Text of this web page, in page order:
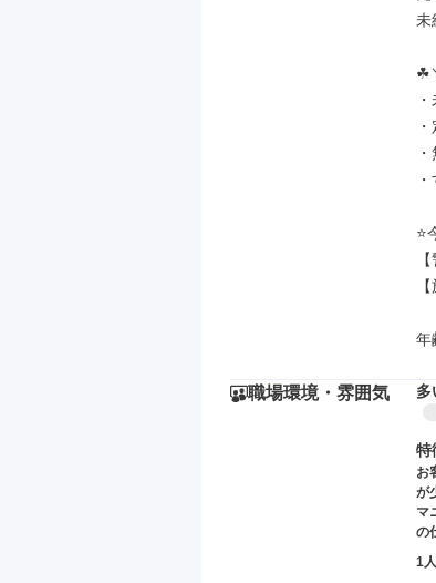
未
☘
⭐
年
職場環境・雰囲気 多
特
お
が
マ
の
1